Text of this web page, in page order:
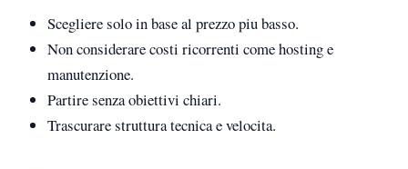
Scegliere solo in base al prezzo piu basso.
Non considerare costi ricorrenti come hosting e
manutenzione.
Partire senza obiettivi chiari.
Trascurare struttura tecnica e velocita.